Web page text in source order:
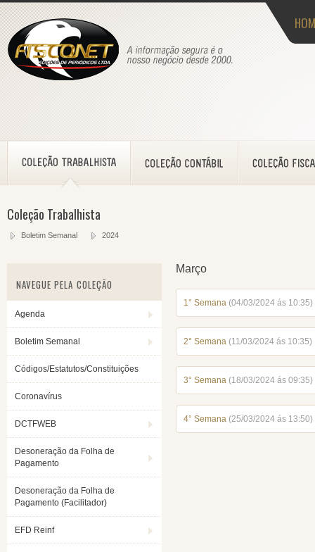
Coleção Trabalhista
Boletim Semanal 2024
NAVEGUE PELA COLEÇÃO
Agenda
Boletim Semanal
Códigos/Estatutos/Constituições
Coronavírus
DCTFWEB
Desoneração da Folha de
Pagamento
Desoneração da Folha de
Pagamento (Facilitador)
EFD Reinf
Março
1° Semana (04/03/2024 ás 10:35)
2° Semana (11/03/2024 ás 10:35)
3° Semana (18/03/2024 ás 09:35)
4° Semana (25/03/2024 ás 13:50)